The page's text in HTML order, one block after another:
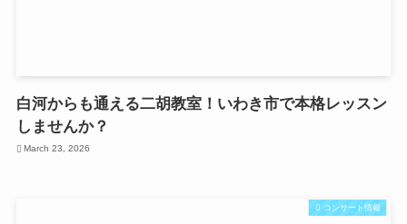
白河からも通える二胡教室！いわき市で本格レッスン
しませんか？
March 23, 2026
コンサート情報